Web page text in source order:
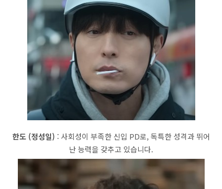
한도 (정성일) : 사회성이 부족한 신입 PD로, 독특한 성격과 뛰어
난 능력을 갖추고 있습니다.